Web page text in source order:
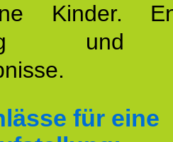
Kinder.
und
für eine